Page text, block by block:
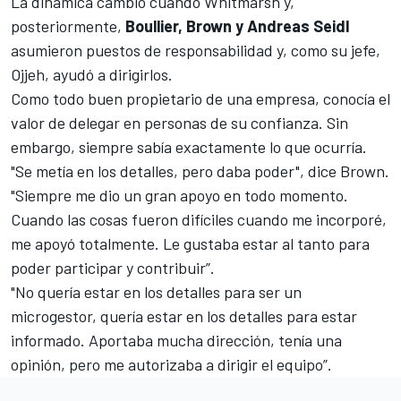
posteriormente, Boullier, Brown y Andreas Seidl
asumieron puestos de responsabilidad y, como su jefe,
Ojjeh, ayudó a dirigirlos.
Como todo buen propietario de una empresa, conocía el
valor de delegar en personas de su confianza. Sin
embargo, siempre sabía exactamente lo que ocurría.
"Se metía en los detalles, pero daba poder", dice Brown.
"Siempre me dio un gran apoyo en todo momento.
Cuando las cosas fueron difíciles cuando me incorporé,
me apoyó totalmente. Le gustaba estar al tanto para
poder participar y contribuir”.
"No quería estar en los detalles para ser un
microgestor, quería estar en los detalles para estar
informado. Aportaba mucha dirección, tenía una
opinión, pero me autorizaba a dirigir el equipo”.